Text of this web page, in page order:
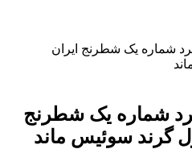
شماره یک شطرنج ایران
شماره یک شطرنج
گرند سوئیس ماند